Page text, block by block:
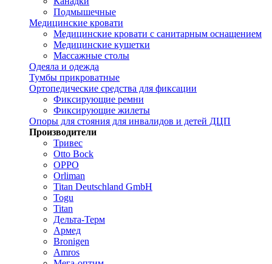
Подмышечные
Медицинские кровати
Медицинские кровати с санитарным оснащением
Медицинские кушетки
Массажные столы
Одеяла и одежда
Тумбы прикроватные
Ортопедические средства для фиксации
Фиксирующие ремни
Фиксирующие жилеты
Опоры для стояния для инвалидов и детей ДЦП
Производители
Тривес
Otto Bock
OPPO
Orliman
Titan Deutschland GmbH
Togu
Titan
Дельта-Терм
Армед
Bronigen
Amros